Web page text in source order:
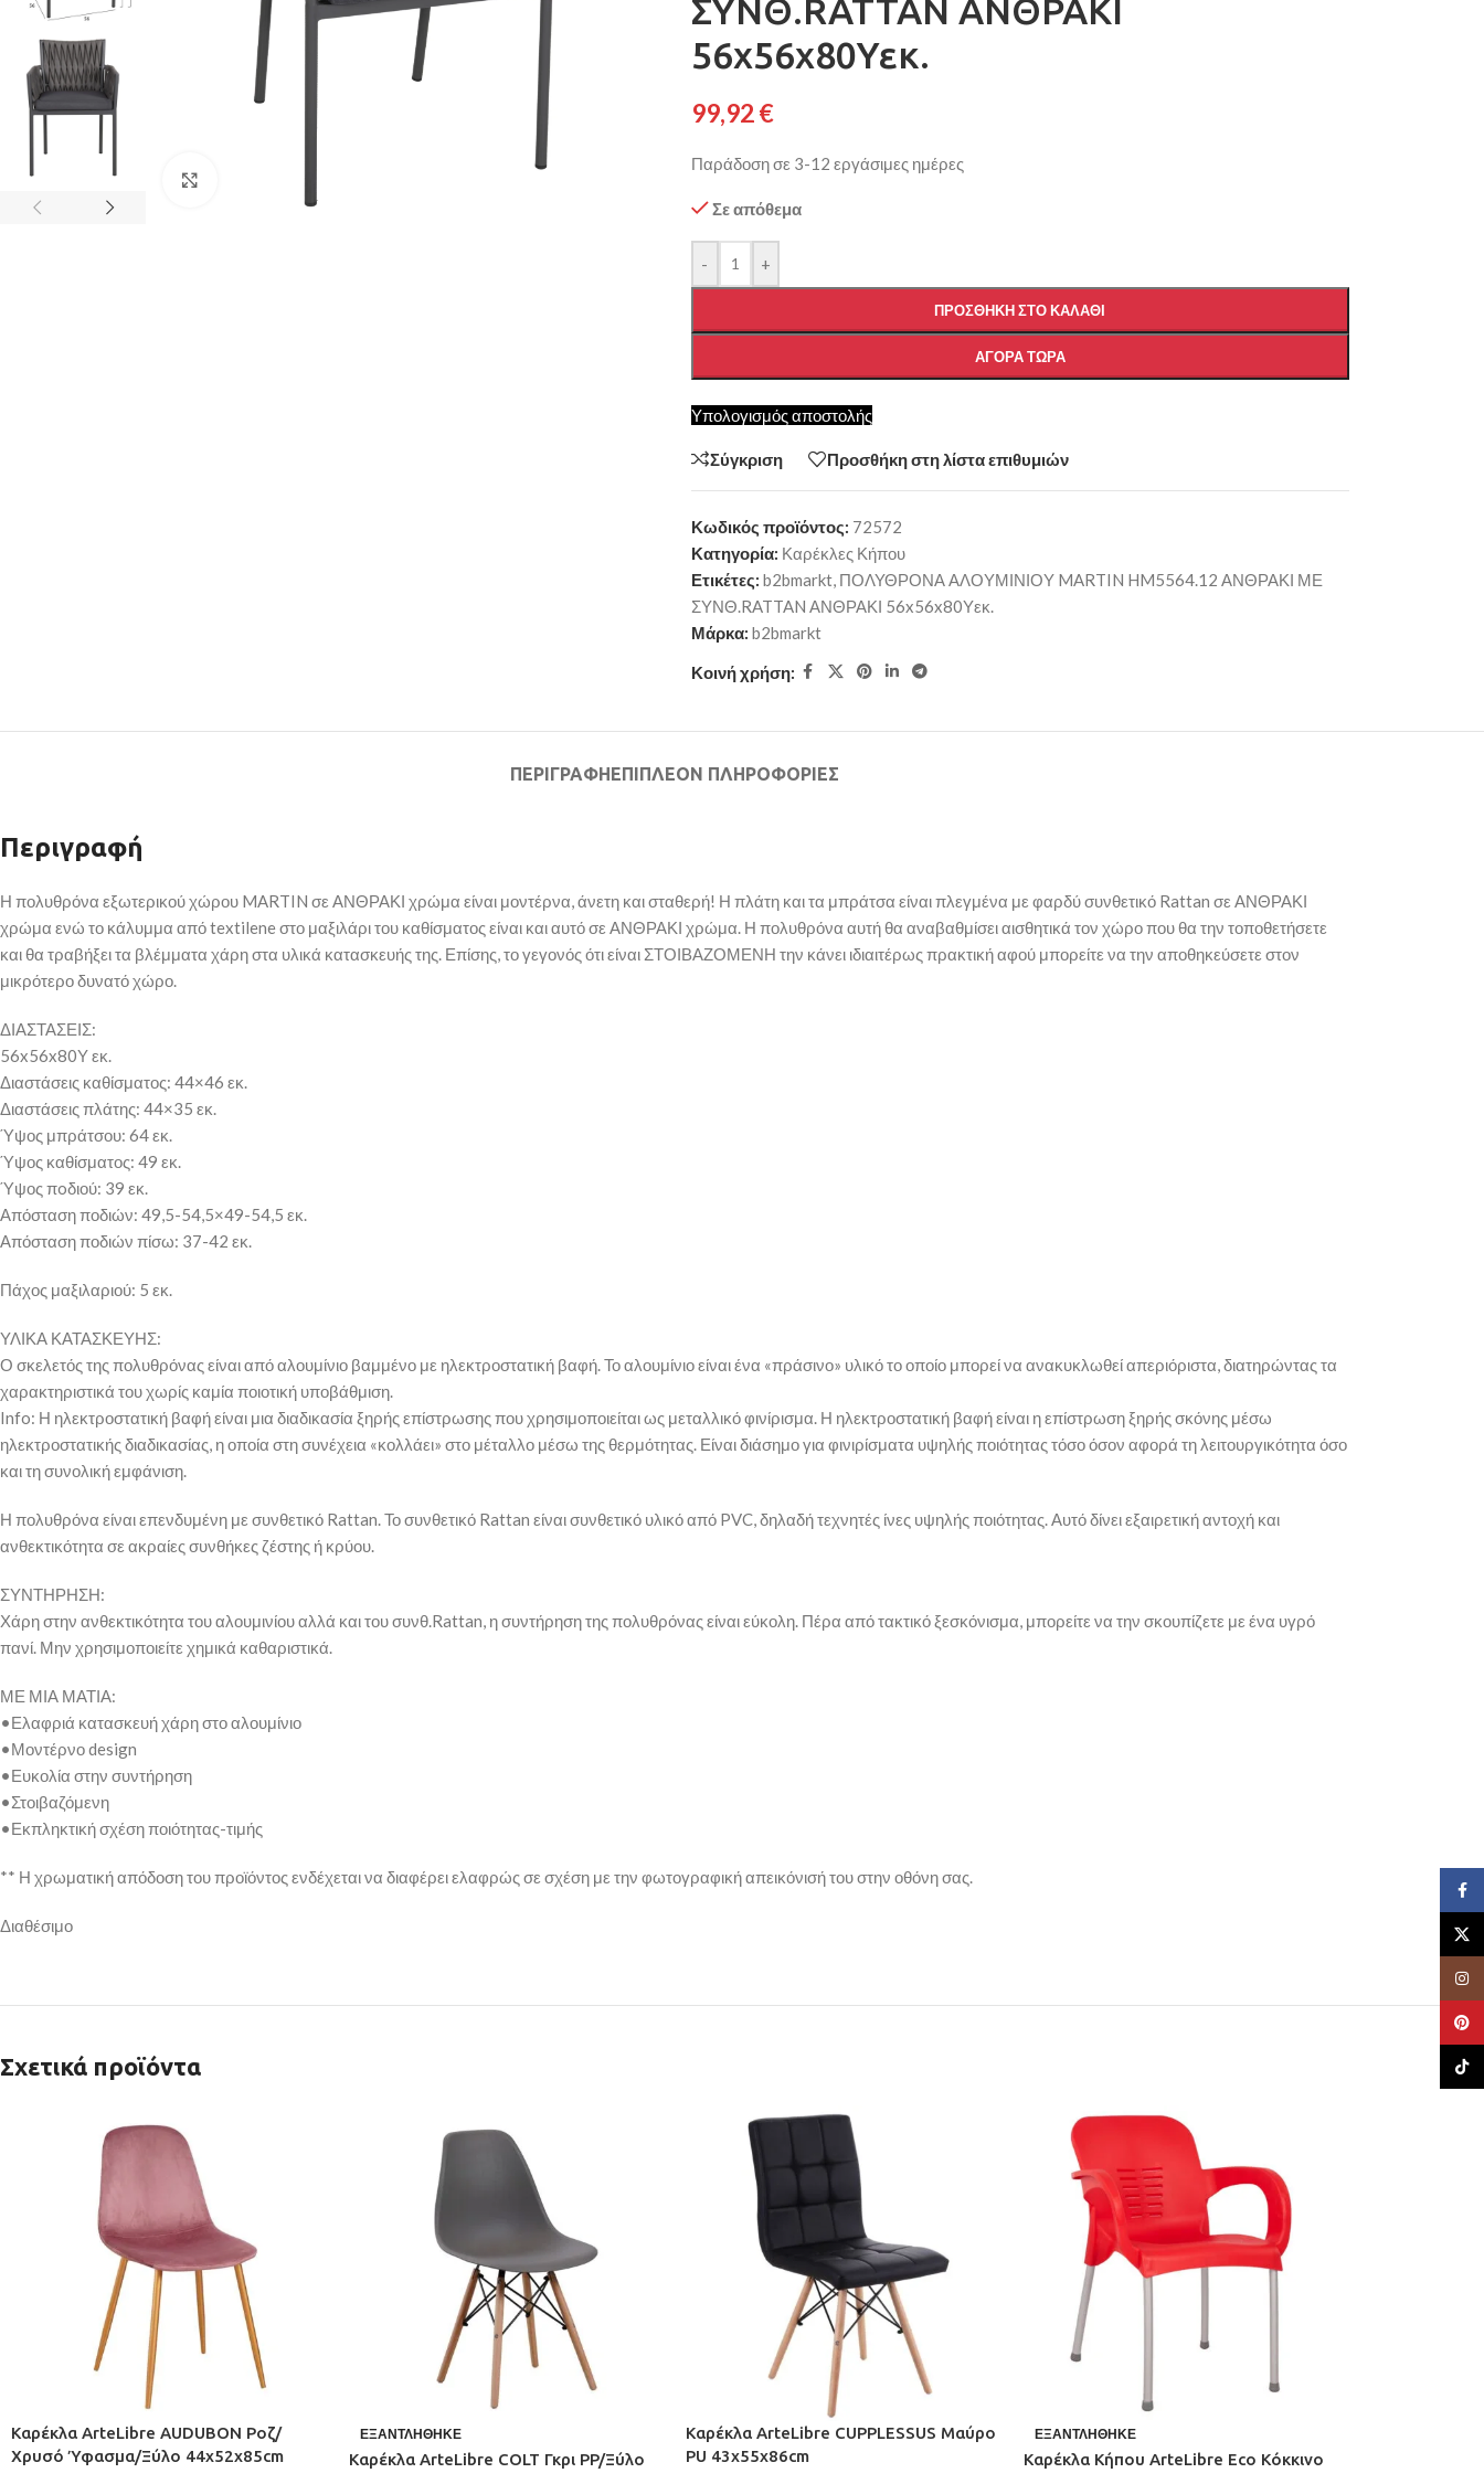
ΣΥΝΘ.RATTAN ΑΝΘΡΑΚΙ
56x56x80Υεκ.
99,92€
Παράδοση σε 3-12 εργάσιμες ημέρες
Σε απόθεμα
- +
ΠΡΟΣΘΉΚΗ ΣΤΟ ΚΑΛΆΘΙ
ΑΓΟΡΆ ΤΏΡΑ
Υπολογισμός αποστολής
Σύγκριση Προσθήκη στη λίστα επιθυμιών
Κωδικός προϊόντος: 72572
Κατηγορία: Καρέκλες Κήπου
Ετικέτες: b2bmarkt, ΠΟΛΥΘΡΟΝΑ ΑΛΟΥΜΙΝΙΟΥ MARTIN HM5564.12 ΑΝΘΡΑΚΙ ΜΕ
ΣΥΝΘ.RATTAN ΑΝΘΡΑΚΙ 56x56x80Υεκ.
Μάρκα: b2bmarkt
Κοινή χρήση:
ΠΕΡΙΓΡΑΦΉΕΠΙΠΛΈΟΝ ΠΛΗΡΟΦΟΡΊΕΣ
Περιγραφή
Η πολυθρόνα εξωτερικού χώρου MARTIN σε ΑΝΘΡΑΚΙ χρώμα είναι μοντέρνα, άνετη και σταθερή! Η πλάτη και τα μπράτσα είναι πλεγμένα με φαρδύ συνθετικό Rattan σε ΑΝΘΡΑΚΙ
χρώμα ενώ το κάλυμμα από textilene στο μαξιλάρι του καθίσματος είναι και αυτό σε ΑΝΘΡΑΚΙ χρώμα. Η πολυθρόνα αυτή θα αναβαθμίσει αισθητικά τον χώρο που θα την τοποθετήσετε
και θα τραβήξει τα βλέμματα χάρη στα υλικά κατασκευής της. Επίσης, το γεγονός ότι είναι ΣΤΟΙΒΑΖΟΜΕΝΗ την κάνει ιδιαιτέρως πρακτική αφού μπορείτε να την αποθηκεύσετε στον
μικρότερο δυνατό χώρο.
ΔΙΑΣΤΑΣΕΙΣ:
56x56x80Υ εκ.
Διαστάσεις καθίσματος: 44×46 εκ.
Διαστάσεις πλάτης: 44×35 εκ.
Ύψος μπράτσου: 64 εκ.
Ύψος καθίσματος: 49 εκ.
Ύψος πoδιού: 39 εκ.
Απόσταση ποδιών: 49,5-54,5×49-54,5 εκ.
Απόσταση ποδιών πίσω: 37-42 εκ.
Πάχος μαξιλαριού: 5 εκ.
ΥΛΙΚΑ ΚΑΤΑΣΚΕΥΗΣ:
Ο σκελετός της πολυθρόνας είναι από αλουμίνιο βαμμένο με ηλεκτροστατική βαφή. Το αλουμίνιο είναι ένα «πράσινο» υλικό το οποίο μπορεί να ανακυκλωθεί απεριόριστα, διατηρώντας τα
χαρακτηριστικά του χωρίς καμία ποιοτική υποβάθμιση.
Info: Η ηλεκτροστατική βαφή είναι μια διαδικασία ξηρής επίστρωσης που χρησιμοποιείται ως μεταλλικό φινίρισμα. Η ηλεκτροστατική βαφή είναι η επίστρωση ξηρής σκόνης μέσω
ηλεκτροστατικής διαδικασίας, η οποία στη συνέχεια «κολλάει» στο μέταλλο μέσω της θερμότητας. Είναι διάσημο για φινιρίσματα υψηλής ποιότητας τόσο όσον αφορά τη λειτουργικότητα όσο
και τη συνολική εμφάνιση.
Η πολυθρόνα είναι επενδυμένη με συνθετικό Rattan. Το συνθετικό Rattan είναι συνθετικό υλικό από PVC, δηλαδή τεχνητές ίνες υψηλής ποιότητας. Αυτό δίνει εξαιρετική αντοχή και
ανθεκτικότητα σε ακραίες συνθήκες ζέστης ή κρύου.
ΣΥΝΤΗΡΗΣΗ:
Χάρη στην ανθεκτικότητα του αλουμινίου αλλά και του συνθ.Rattan, η συντήρηση της πολυθρόνας είναι εύκολη. Πέρα από τακτικό ξεσκόνισμα, μπορείτε να την σκουπίζετε με ένα υγρό
πανί. Μην χρησιμοποιείτε χημικά καθαριστικά.
ΜΕ ΜΙΑ ΜΑΤΙΑ:
•Ελαφριά κατασκευή χάρη στο αλουμίνιο
•Μοντέρνο design
•Ευκολία στην συντήρηση
•Στοιβαζόμενη
•Εκπληκτική σχέση ποιότητας-τιμής
** Η χρωματική απόδοση του προϊόντος ενδέχεται να διαφέρει ελαφρώς σε σχέση με την φωτογραφική απεικόνισή του στην οθόνη σας.
Διαθέσιμο
Σχετικά προϊόντα
Καρέκλα ArteLibre AUDUBON Ροζ/
Χρυσό Ύφασμα/Ξύλο 44x52x85cm
ΕΞΑΝΤΛΉΘΗΚΕ
Καρέκλα ArteLibre COLT Γκρι PP/Ξύλο
Καρέκλα ArteLibre CUPPLESSUS Μαύρο
PU 43x55x86cm
ΕΞΑΝΤΛΉΘΗΚΕ
Καρέκλα Κήπου ArteLibre Eco Κόκκινο